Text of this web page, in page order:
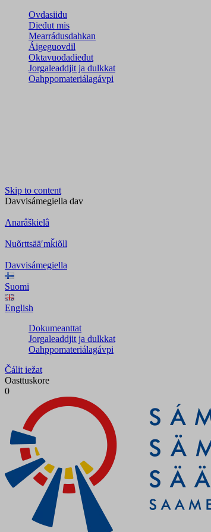
Ovdasiidu
Dieđut mis
Mearrádusdahkan
Áigeguovdil
Oktavuođadieđut
Jorgaleaddjit ja dulkkat
Oahppomateriálagávpi
Skip to content
Davvisámegiella dav
Anarâškielâ
Nuõrttsääʹmǩiõll
Davvisámegiella
Suomi
English
Dokumeanttat
Jorgaleaddjit ja dulkkat
Oahppomateriálagávpi
Čálit iežat
Oasttuskore
0